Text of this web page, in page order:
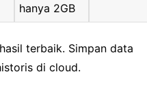
hanya 2GB
terbaik. Simpan data
di cloud.